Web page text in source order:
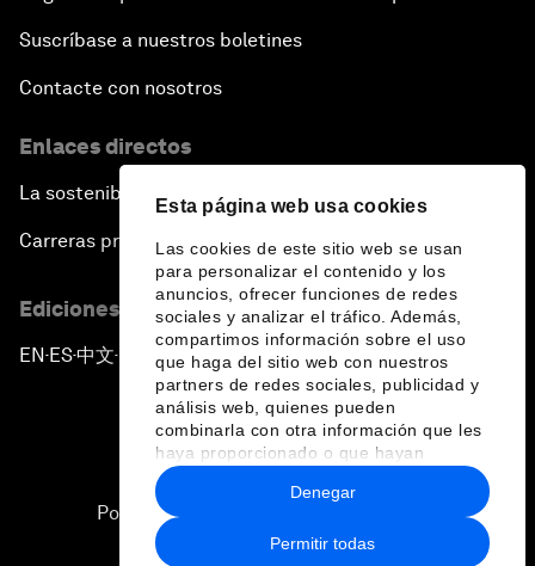
Esta página web usa cookies
Las cookies de este sitio web se usan
para personalizar el contenido y los
anuncios, ofrecer funciones de redes
sociales y analizar el tráfico. Además,
compartimos información sobre el uso
que haga del sitio web con nuestros
partners de redes sociales, publicidad y
análisis web, quienes pueden
combinarla con otra información que les
haya proporcionado o que hayan
recopilado a partir del uso que haya
hecho de sus servicios.
Permitir todas
Denegar
Suscríbase a nuestros boletines
Contacte con nosotros
Enlaces directos
La sostenibilidad en el Foro
Carreras profesionales
Ediciones en otros idiomas
EN ▪ES▪中文▪ 日本語
Política de privacidad y normas de uso
Sitemap